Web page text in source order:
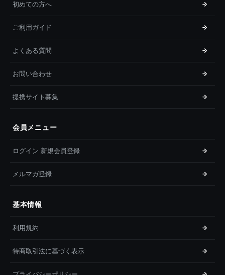
初めての方へ
ご利用ガイド
よくある質問
お問い合わせ
提携サイト募集
会員メニュー
ログイン 新規会員登録
メルマガ登録
基本情報
利用規約
特商取引法に基づく表示